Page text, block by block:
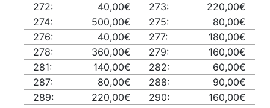
272:
40,00€ 273:
220,00€
274:
500,00€ 275:
80,00€
276:
40,00€ 277:
180,00€
278:
360,00€ 279:
160,00€
281:
140,00€ 282:
60,00€
287:
80,00€ 288:
90,00€
289:
220,00€ 290:
160,00€